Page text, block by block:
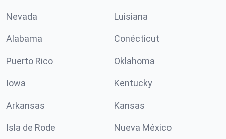
Nevada Luisiana
Alabama Conécticut
Puerto Rico Oklahoma
Iowa Kentucky
Arkansas Kansas
Isla de Rode Nueva México